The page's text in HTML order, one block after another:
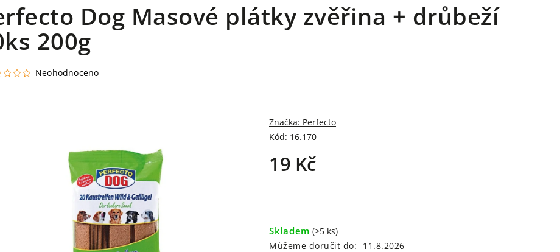
Dog Masové plátky zvěřina + drůbeží
200g
Neohodnoceno
Kód: 16.170
Značka: Perfecto
19 Kč
Skladem (>5 ks)
Můžeme doručit do:
11.8.2026